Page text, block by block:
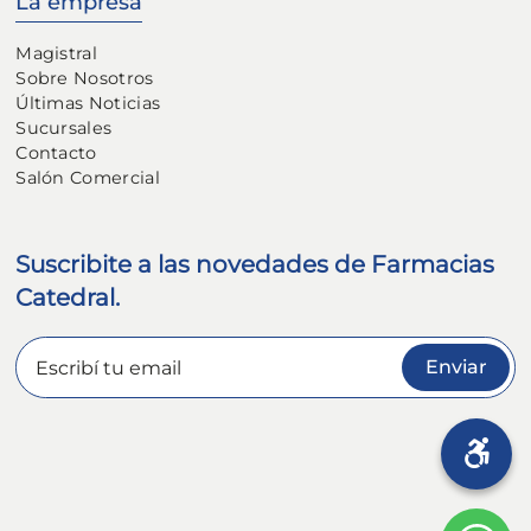
Magistral
Sobre Nosotros
Últimas Noticias
Sucursales
Contacto
Salón Comercial
Suscribite a las novedades de Farmacias
Catedral.
Enviar